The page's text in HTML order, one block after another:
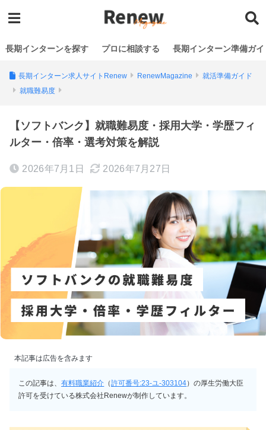
長期インターンを探す プロに相談する 長期インターン準備ガイ
長期インターン求人サイトRenew RenewMagazine
就活準備ガイド
就職難易度
【ソフトバンク】就職難易度・採用大学・学歴フィ
ルター・倍率・選考対策を解説
2026年7月1日 2026年7月27日
本記事は広告を含みます
この記事は、有料職業紹介 （許可番号:23-ユ-303104）の厚生労働大臣
許可を受けている株式会社Renewが制作しています。